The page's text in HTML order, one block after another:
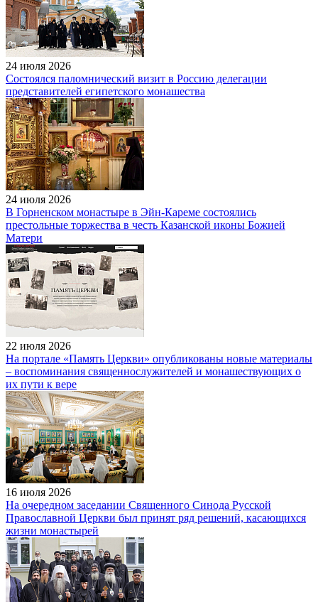
24 июля 2026
Состоялся паломнический визит в Россию делегации
представителей египетского монашества
24 июля 2026
В Горненском монастыре в Эйн-Кареме состоялись
престольные торжества в честь Казанской иконы Божией
Матери
22 июля 2026
На портале «Память Церкви» опубликованы новые материалы
– воспоминания священнослужителей и монашествующих о
их пути к вере
16 июля 2026
На очередном заседании Священного Синода Русской
Православной Церкви был принят ряд решений, касающихся
жизни монастырей